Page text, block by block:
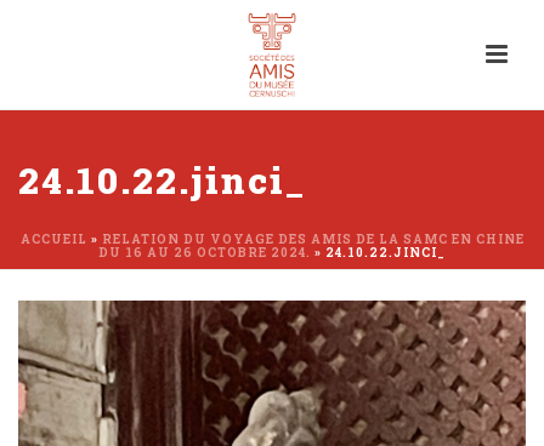
24.10.22.jinci_
ACCUEIL » RELATION DU VOYAGE DES AMIS DE LA SAMC EN CHINE
DU 16 AU 26 OCTOBRE 2024. » 24.10.22.JINCI_